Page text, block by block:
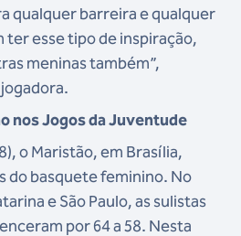
qualquer barreira e qualquer
ter esse tipo de inspiração,
meninas também”,
nos Jogos da Juventude
o Maristão, em Brasília,
do basquete feminino. No
e São Paulo, as sulistas
por 64 a 58. Nesta